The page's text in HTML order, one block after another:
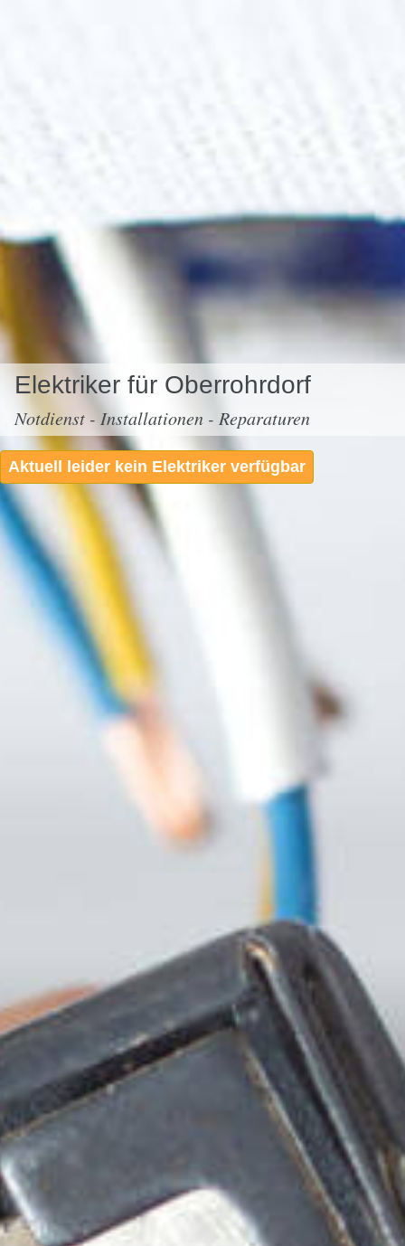
Elektriker für Oberrohrdorf
Notdienst - Installationen - Reparaturen
Aktuell leider kein Elektriker verfügbar